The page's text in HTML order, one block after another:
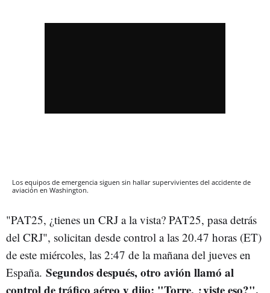
Los equipos de emergencia siguen sin hallar supervivientes del accidente de
aviación en Washington.
"PAT25, ¿tienes un CRJ a la vista? PAT25, pasa detrás
del CRJ", solicitan desde control a las 20.47 horas (ET)
de este miércoles, las 2:47 de la mañana del jueves en
España. Segundos después, otro avión llamó al
control de tráfico aéreo y dijo: "Torre, ¿viste eso?",